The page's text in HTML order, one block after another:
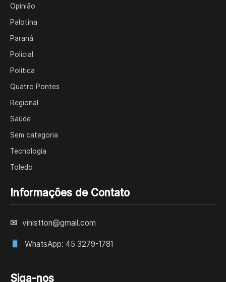
Opinião
Palotina
Paraná
Policial
Política
Quatro Pontes
Regional
Saúde
Sem categoria
Tecnologia
Toledo
Informações de Contato
✉ vinistton@gmail.com
WhatsApp: 45 3279-1781
Siga-nos